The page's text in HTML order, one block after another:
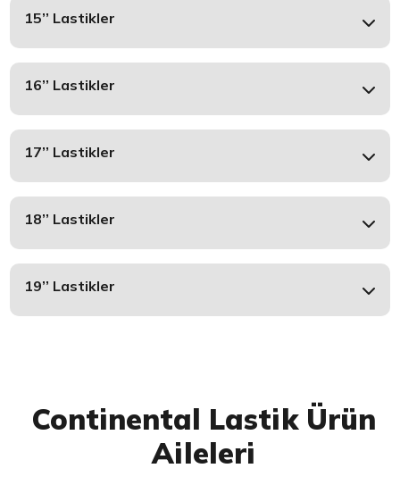
15’’ Lastikler
16’’ Lastikler
17’’ Lastikler
18’’ Lastikler
19’’ Lastikler
Continental Lastik Ürün
Aileleri